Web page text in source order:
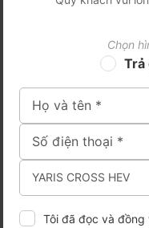
Bán kính vòng quay tối thiểu
PHỤ
Chọn
Trả
Tôi đã đọc và đồng